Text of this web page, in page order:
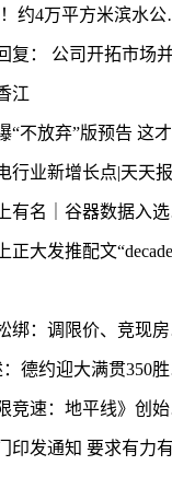
今日快看
江
行业新增长点|天天
环
深
温网
腾讯